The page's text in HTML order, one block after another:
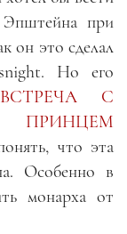
при
он это сделал
Но его
ВСТРЕЧА С
ПРИНЦЕМ
что эта
Особенно в
монарха от